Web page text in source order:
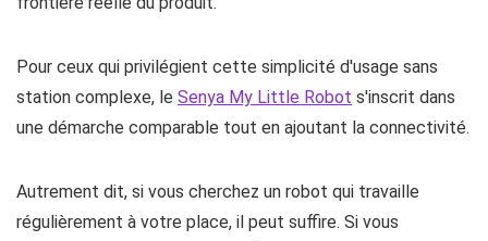
Pour ceux qui privilégient cette simplicité d'usage sans
station complexe, le Senya My Little Robot s'inscrit dans
une démarche comparable tout en ajoutant la connectivité.
Autrement dit, si vous cherchez un robot qui travaille
régulièrement à votre place, il peut suffire. Si vous